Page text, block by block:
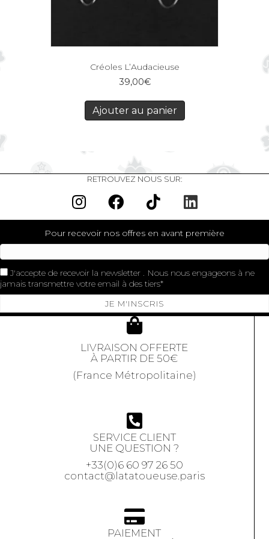
Créoles L’Audacieuse
39,00€
Ajouter au panier
RETROUVEZ NOUS SUR:
Pour recevoir nos offres en avant première
J'accepte de recevoir la newsletter . Nous nous engageons à ne
jamais transmettre votre email à des tiers
JE M'INSCRIS
LIVRAISON OFFERTE
À PARTIR DE 50€
(France Métropolitaine)
SERVICE CLIENT
UNE QUESTION ?
+33(0)6 60 97 26 50
contact@latatoueuse.paris
PAIEMENT